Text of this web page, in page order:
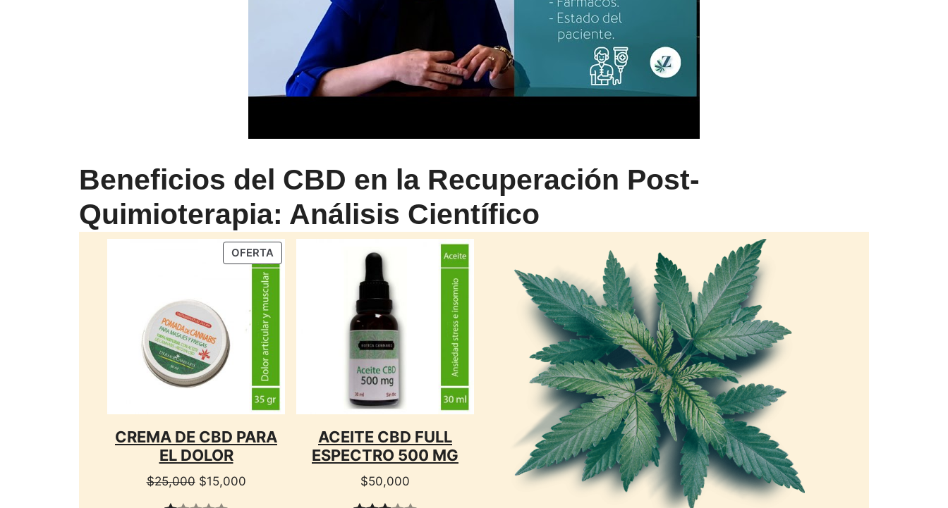
Beneficios del CBD en la Recuperación Post-
Quimioterapia: Análisis Científico
OFERTAPRODUCTO
EN
CREMA DE CBD PARA
EL DOLOR
$25,000 El
$15,000El
ACEITE CBD FULL
ESPECTRO 500 MG
$50,000